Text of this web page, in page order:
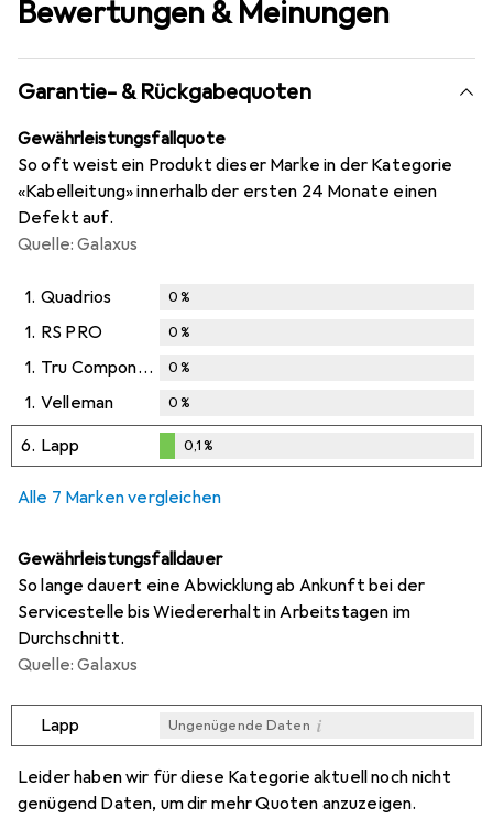
Bewertungen & Meinungen
Garantie- & Rückgabequoten
Gewährleistungsfallquote
So oft weist ein Produkt dieser Marke in der Kategorie
«Kabelleitung» innerhalb der ersten 24 Monate einen
Defekt auf.
Quelle: Galaxus
1. Quadrios 0%
1. RS PRO 0%
1. Tru Components 0%
1. Velleman 0%
6. Lapp
0,1%
0,1%
Alle 7 Marken vergleichen
Gewährleistungsfalldauer
So lange dauert eine Abwicklung ab Ankunft bei der
Servicestelle bis Wiedererhalt in Arbeitstagen im
Durchschnitt.
Quelle: Galaxus
Lapp Ungenügende Daten i
Leider haben wir für diese Kategorie aktuell noch nicht
genügend Daten, um dir mehr Quoten anzuzeigen.